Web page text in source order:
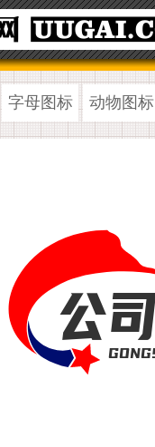
字母图标 动物图标